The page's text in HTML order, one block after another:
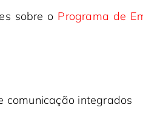
sobre o Programa de
comunicação integrados